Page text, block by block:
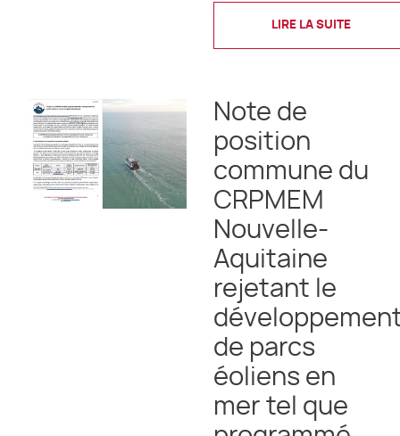
LIRE LA SUITE
Note de
position
commune du
CRPMEM
Nouvelle-
Aquitaine
rejetant le
de parcs
éoliens en
mer tel que